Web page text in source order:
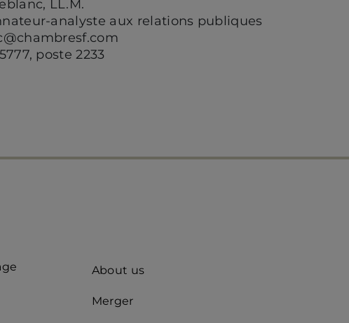
LL.M.
analyste aux relations publiques
poste 2233
Quick
About us
Merger